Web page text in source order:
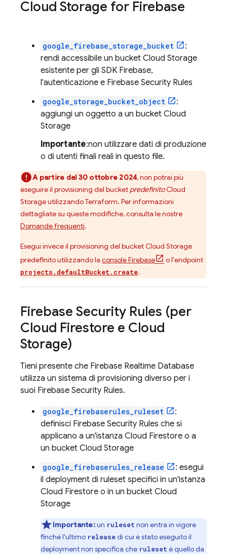
Cloud Storage for Firebase
google_firebase_storage_bucket
:
rendi accessibile un bucket Cloud Storage
esistente per gli SDK Firebase,
l'autenticazione e Firebase Security Rules
google_storage_bucket_object
:
aggiungi un oggetto a un bucket Cloud
Storage
Importante:non utilizzare dati di produzione
o di utenti finali reali in questo file.
A partire dal 30 ottobre 2024, non potrai più
eseguire il provisioning del bucket predefinitoCloud
Storageutilizzando Terraform. Per informazioni
dettagliate su queste modifiche, consulta le nostre
Domande frequenti.
Esegui invece il provisioning del bucketCloud Storage
predefinito utilizzando la consoleFirebase o l'endpoint
projects.defaultBucket.create.
Firebase Security Rules (per
Cloud Firestore e Cloud
Storage)
Tieni presente che Firebase Realtime Database
utilizza un sistema di provisioning diverso per i
suoi Firebase Security Rules.
google_firebaserules_ruleset
:
definisci Firebase Security Rules che si
applicano a un'istanza Cloud Firestore o a
un bucket Cloud Storage
google_firebaserules_release
: esegui
il deployment di ruleset specifici in un'istanza
Cloud Firestore o in un bucket Cloud
Storage
Importante:un rulesetnon entra in vigore
finché l'ultimo releasedi cui è stato eseguito il
deployment non specifica che ruleset è quello da